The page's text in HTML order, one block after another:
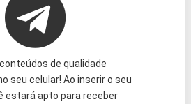
de qualidade
seu celular! Ao inserir o seu
estará apto para receber